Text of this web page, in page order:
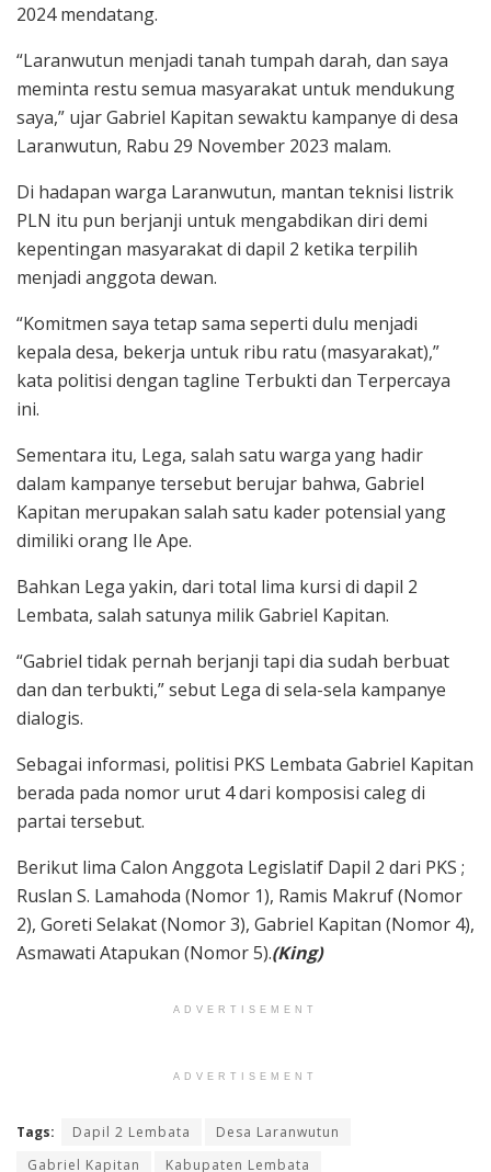
2024 mendatang.
“Laranwutun menjadi tanah tumpah darah, dan saya
meminta restu semua masyarakat untuk mendukung
saya,” ujar Gabriel Kapitan sewaktu kampanye di desa
Laranwutun, Rabu 29 November 2023 malam.
Di hadapan warga Laranwutun, mantan teknisi listrik
PLN itu pun berjanji untuk mengabdikan diri demi
kepentingan masyarakat di dapil 2 ketika terpilih
menjadi anggota dewan.
“Komitmen saya tetap sama seperti dulu menjadi
kepala desa, bekerja untuk ribu ratu (masyarakat),”
kata politisi dengan tagline Terbukti dan Terpercaya
ini.
Sementara itu, Lega, salah satu warga yang hadir
dalam kampanye tersebut berujar bahwa, Gabriel
Kapitan merupakan salah satu kader potensial yang
dimiliki orang Ile Ape.
Bahkan Lega yakin, dari total lima kursi di dapil 2
Lembata, salah satunya milik Gabriel Kapitan.
“Gabriel tidak pernah berjanji tapi dia sudah berbuat
dan dan terbukti,” sebut Lega di sela-sela kampanye
dialogis.
Sebagai informasi, politisi PKS Lembata Gabriel Kapitan
berada pada nomor urut 4 dari komposisi caleg di
partai tersebut.
Berikut lima Calon Anggota Legislatif Dapil 2 dari PKS ;
Ruslan S. Lamahoda (Nomor 1), Ramis Makruf (Nomor
2), Goreti Selakat (Nomor 3), Gabriel Kapitan (Nomor 4),
Asmawati Atapukan (Nomor 5).(King)
ADVERTISEMENT
ADVERTISEMENT
Tags: Dapil 2 Lembata
Desa Laranwutun
Gabriel Kapitan
Kabupaten Lembata